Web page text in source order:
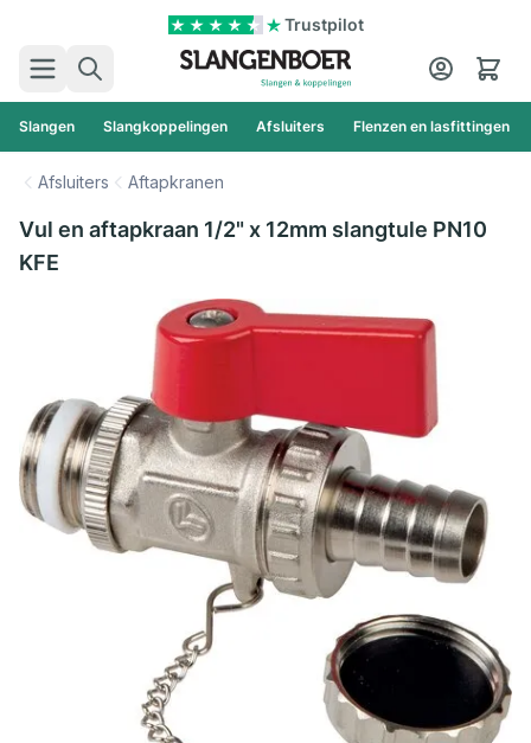
Trustpilot
Zoek
Cart
Slangen Slangkoppelingen Afsluiters Flenzen en lasfittingen
Afsluiters Aftapkranen
Vul en aftapkraan 1/2" x 12mm slangtule PN10
KFE